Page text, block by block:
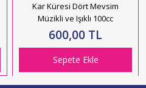
Kar Küresi Dört Mevsim
Müzikli ve Işıklı 100cc
600,00 TL
Sepete Ekle